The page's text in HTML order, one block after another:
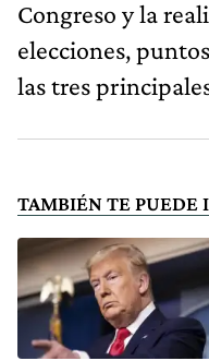
Congreso y la
elecciones,
las tres
TAMBIÉN TE PUEDE